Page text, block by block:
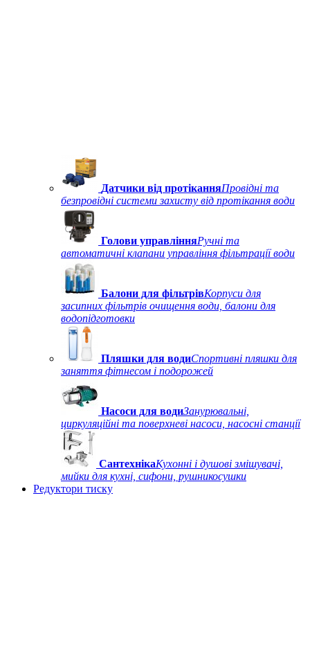
Датчики від протіканняПровідні та
безпровідні системи захисту від протікання води
Голови управлінняРучні та
автоматичні клапани управління фільтрації води
Балони для фільтрівКорпуси для
засипних фільтрів очищення води, балони для
водопідготовки
Пляшки для водиСпортивні пляшки для
заняття фітнесом і подорожей
Насоси для водиЗанурювальні,
циркуляційні та поверхневі насоси, насосні станції
СантехнікаКухонні і душові змішувачі,
мийки для кухні, сифони, рушникосушки
Редуктори тиску